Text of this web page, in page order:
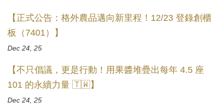
【正式公告：格外農品邁向新里程！12/23 登錄創櫃
板（7401）】
Dec 24, 25
【不只倡議，更是行動！用果醬堆疊出每年 4.5 座
101 的永續力量 🇹🇼】
Dec 24, 25